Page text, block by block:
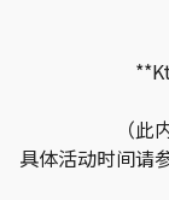
（
具体活动时间请